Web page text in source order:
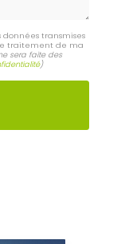
transmises
traitement de ma
sera faite des
)